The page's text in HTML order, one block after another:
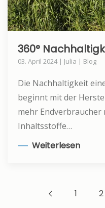
360°
03. April 2024 | Julia | Blog
Die Nachhaltigkeit
beginnt mit der
mehr Endverbraucher
Inhaltsstoffe…
Weiterlesen
1 2